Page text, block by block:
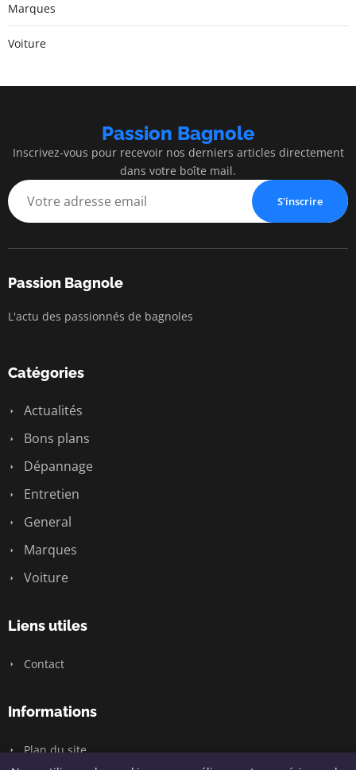
Marques
Voiture
Passion Bagnole
Inscrivez-vous pour recevoir nos derniers articles directement
dans votre boîte mail.
S'inscrire
Passion Bagnole
L'actu des passionnés de bagnoles
Catégories
Actualités
Bons plans
Dépannage
Entretien
General
Marques
Voiture
Liens utiles
Contact
Informations
Plan du site